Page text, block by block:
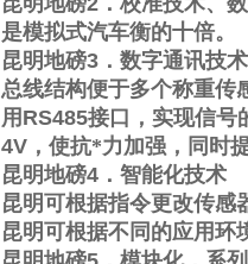
是模拟式汽车衡的十倍。
昆明地磅3 ．数字通讯技术
总线结构便于多个称重传
用 RS485接口，实现信号
4V ，使抗*力加强，同时
昆明地磅4 ．智能化技术
昆明可根据指令更改传感
昆明可根据不同的应用环